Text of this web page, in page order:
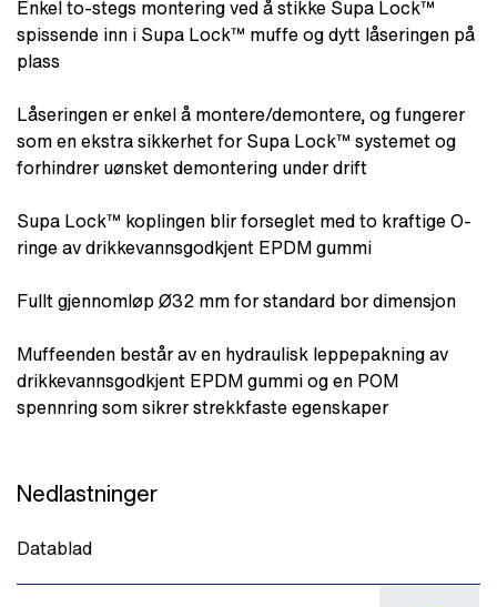
Enkel to-stegs montering ved å stikke Supa Lock™
spissende inn i Supa Lock™ muffe og dytt låseringen på
plass
Låseringen er enkel å montere/demontere, og fungerer
som en ekstra sikkerhet for Supa Lock™ systemet og
forhindrer uønsket demontering under drift
Supa Lock™ koplingen blir forseglet med to kraftige O-
ringe av drikkevannsgodkjent EPDM gummi
Fullt gjennomløp Ø32 mm for standard bor dimensjon
Muffeenden består av en hydraulisk leppepakning av
drikkevannsgodkjent EPDM gummi og en POM
spennring som sikrer strekkfaste egenskaper
Nedlastninger
Datablad